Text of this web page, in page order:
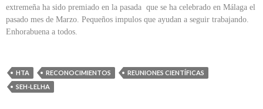
extremeña ha sido premiado en la pasada que se ha celebrado en Málaga el
pasado mes de Marzo. Pequeños impulos que ayudan a seguir trabajando.
Enhorabuena a todos.
HTA RECONOCIMIENTOS
REUNIONES CIENTÍFICAS
SEH-LELHA